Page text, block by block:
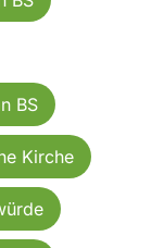
BS
Kirche